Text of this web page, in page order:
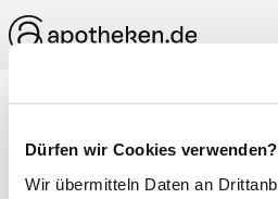
Dürfen wir Cookies verwenden?
Wir übermitteln Daten an